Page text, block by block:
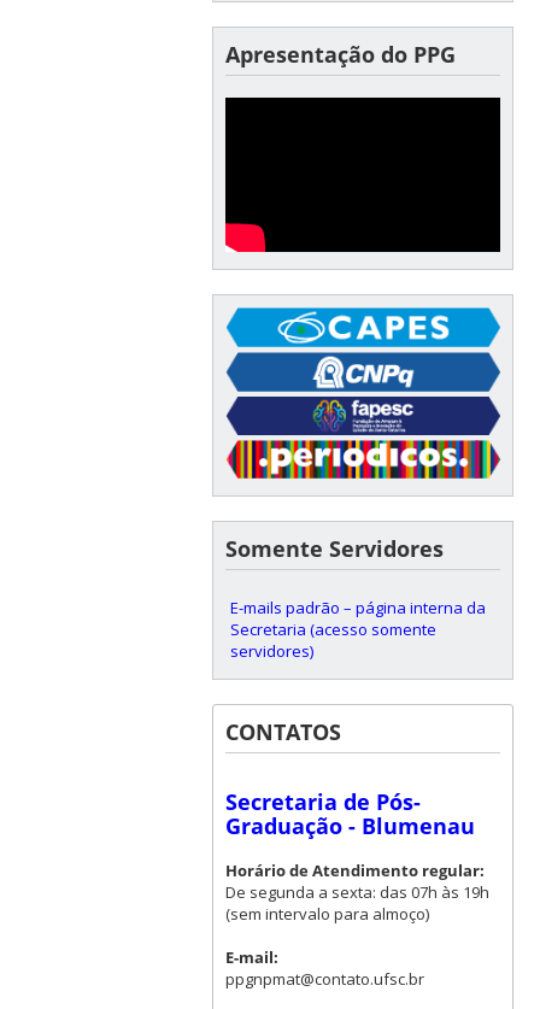
Apresentação do PPG
Somente Servidores
E-mails padrão – página interna da
Secretaria (acesso somente
servidores)
CONTATOS
Secretaria de Pós-
Graduação - Blumenau
Horário de Atendimento regular:
De segunda a sexta: das 07h às 19h
(sem intervalo para almoço)
E-mail:
ppgnpmat@contato.ufsc.br